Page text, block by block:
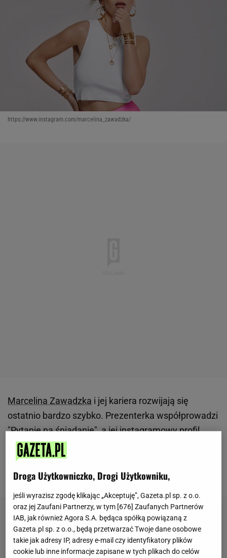
https://www.instagram.com/marcelina_zawadzka/
Marcelina Zawadzka i jej kariera rozwijają się
ostatnio bardzo szybko. Prezenterka współprowadzi
"Pytanie na śniadanie", a jej instagramowy profil
śledzi już ponad 450 tysięcy obserwatorów. Ostatnio
postanowiła podzielić się zdjęciem, na którym
pozuje w basenie.
Droga Użytkowniczko, Drogi Użytkowniku,
jeśli wyrazisz zgodę klikając „Akceptuję”, Gazeta.pl sp. z o.o.
oraz jej Zaufani Partnerzy, w tym [676] Zaufanych Partnerów
IAB, jak również Agora S.A. będąca spółką powiązaną z
Gazeta.pl sp. z o.o., będą przetwarzać Twoje dane osobowe
takie jak adresy IP, adresy e-mail czy identyfikatory plików
cookie lub inne informacje zapisane w tych plikach do celów